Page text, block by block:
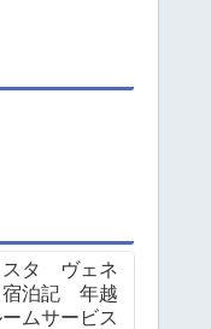
スタ ヴェネ
宿泊記 年越
ムサービス